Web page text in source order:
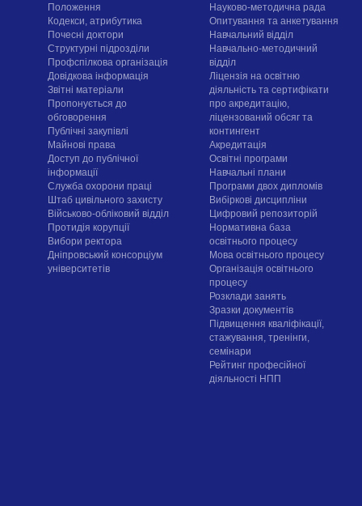
Положення
Кодекси, атрибутика
Почесні доктори
Структурні підрозділи
Профспілкова організація
Довідкова інформація
Звітні матеріали
Пропонується до
обговорення
Публічні закупівлі
Майнові права
Доступ до публічної
інформації
Служба охорони праці
Штаб цивільного захисту
Військово-обліковий відділ
Протидія корупції
Вибори ректора
Дніпровський консорціум
університетів
Науково-методична рада
Опитування та анкетування
Навчальний відділ
Навчально-методичний
відділ
Ліцензія на освітню
діяльність та сертифікати
про акредитацію,
ліцензований обсяг та
контингент
Акредитація
Освітні програми
Навчальні плани
Програми двох дипломів
Вибіркові дисципліни
Цифровий репозиторій
Нормативна база
освітнього процесу
Мова освітнього процесу
Організація освітнього
процесу
Розклади занять
Зразки документів
Підвищення кваліфікації,
стажування, тренінги,
семінари
Рейтинг професійної
діяльності НПП